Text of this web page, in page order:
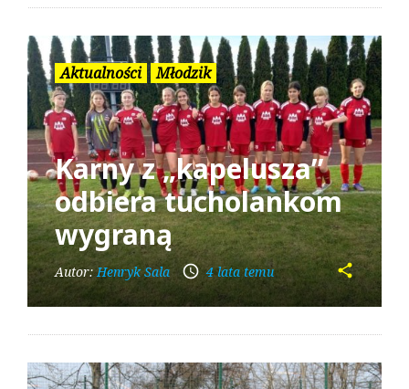
Aktualności Młodzik
Karny z „kapelusza”
odbiera tucholankom
wygraną
Autor:Henryk Sala access_time 4 lata temu share